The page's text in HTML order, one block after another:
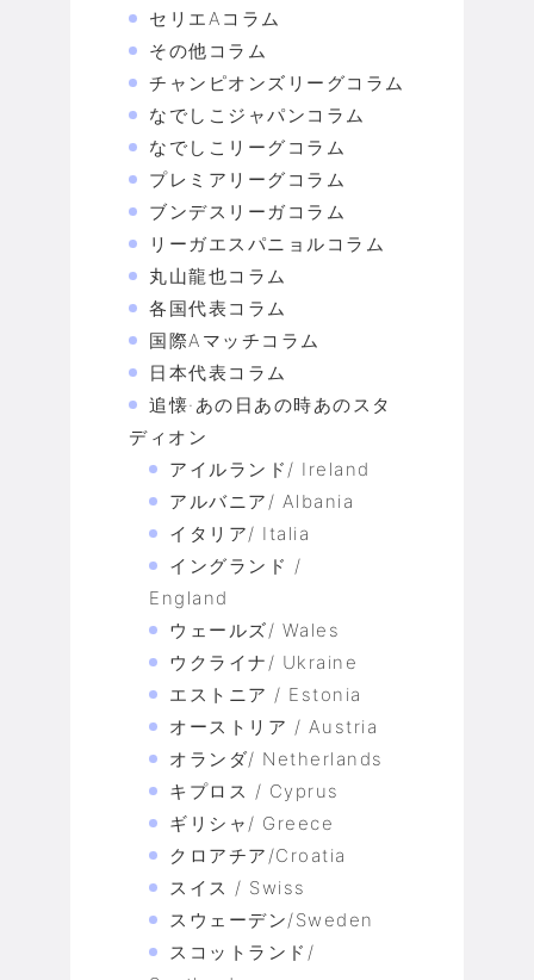
セリエAコラム
その他コラム
チャンピオンズリーグコラム
なでしこジャパンコラム
なでしこリーグコラム
プレミアリーグコラム
ブンデスリーガコラム
リーガエスパニョルコラム
丸山龍也コラム
各国代表コラム
国際Aマッチコラム
日本代表コラム
追懐·あの日あの時あのスタ
ディオン
アイルランド/ Ireland
アルバニア/ Albania
イタリア/ Italia
イングランド /
England
ウェールズ/ Wales
ウクライナ/ Ukraine
エストニア / Estonia
オーストリア / Austria
オランダ/ Netherlands
キプロス / Cyprus
ギリシャ/ Greece
クロアチア/Croatia
スイス / Swiss
スウェーデン/Sweden
スコットランド/